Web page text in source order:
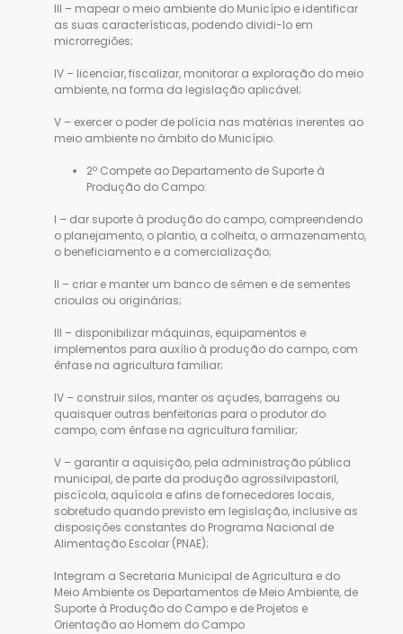
III – mapear o meio ambiente do Município e identificar
as suas características, podendo dividi-lo em
microrregiões;
IV – licenciar, fiscalizar, monitorar a exploração do meio
ambiente, na forma da legislação aplicável;
V – exercer o poder de polícia nas matérias inerentes ao
meio ambiente no âmbito do Município.
2º Compete ao Departamento de Suporte à
Produção do Campo:
I – dar suporte à produção do campo, compreendendo
o planejamento, o plantio, a colheita, o armazenamento,
o beneficiamento e a comercialização;
II – criar e manter um banco de sêmen e de sementes
crioulas ou originárias;
III – disponibilizar máquinas, equipamentos e
implementos para auxílio à produção do campo, com
ênfase na agricultura familiar;
IV – construir silos, manter os açudes, barragens ou
quaisquer outras benfeitorias para o produtor do
campo, com ênfase na agricultura familiar;
V – garantir a aquisição, pela administração pública
municipal, de parte da produção agrossilvipastoril,
piscícola, aquícola e afins de fornecedores locais,
sobretudo quando previsto em legislação, inclusive as
disposições constantes do Programa Nacional de
Alimentação Escolar (PNAE);
Integram a Secretaria Municipal de Agricultura e do
Meio Ambiente os Departamentos de Meio Ambiente, de
Suporte à Produção do Campo e de Projetos e
Orientação ao Homem do Campo